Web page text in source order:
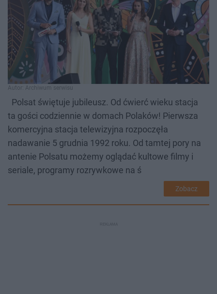
Autor: Archiwum serwisu
Polsat świętuje jubileusz. Od ćwierć wieku stacja
ta gości codziennie w domach Polaków! Pierwsza
komercyjna stacja telewizyjna rozpoczęła
nadawanie 5 grudnia 1992 roku. Od tamtej pory na
antenie Polsatu możemy oglądać kultowe filmy i
seriale, programy rozrywkowe na ś
Zobacz